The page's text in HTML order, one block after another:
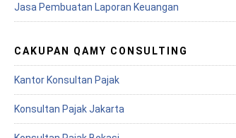
Jasa Pembuatan Laporan Keuangan
CAKUPAN QAMY CONSULTING
Kantor Konsultan Pajak
Konsultan Pajak Jakarta